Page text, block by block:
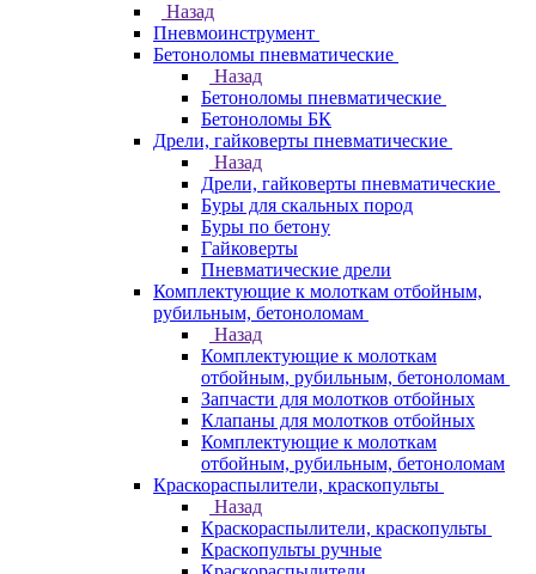
Назад
Пневмоинструмент
Бетоноломы пневматические
Назад
Бетоноломы пневматические
Бетоноломы БК
Дрели, гайковерты пневматические
Назад
Дрели, гайковерты пневматические
Буры для скальных пород
Буры по бетону
Гайковерты
Пневматические дрели
Комплектующие к молоткам отбойным,
рубильным, бетоноломам
Назад
Комплектующие к молоткам
отбойным, рубильным, бетоноломам
Запчасти для молотков отбойных
Клапаны для молотков отбойных
Комплектующие к молоткам
отбойным, рубильным, бетоноломам
Краскораспылители, краскопульты
Назад
Краскораспылители, краскопульты
Краскопульты ручные